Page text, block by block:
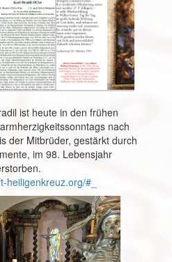
ist heute in den frühen
nach
der Mitbrüder, gestärkt durch
im 98. Lebensjahr
heiligenkreuz.org/#_